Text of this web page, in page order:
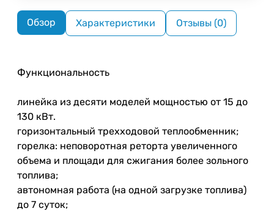
Обзор Характеристики Отзывы (0)
Функциональность
линейка из десяти моделей мощностью от 15 до
130 кВт.
горизонтальный трехходовой теплообменник;
горелка: неповоротная реторта увеличенного
объема и площади для сжигания более зольного
топлива;
автономная работа (на одной загрузке топлива)
до 7 суток;